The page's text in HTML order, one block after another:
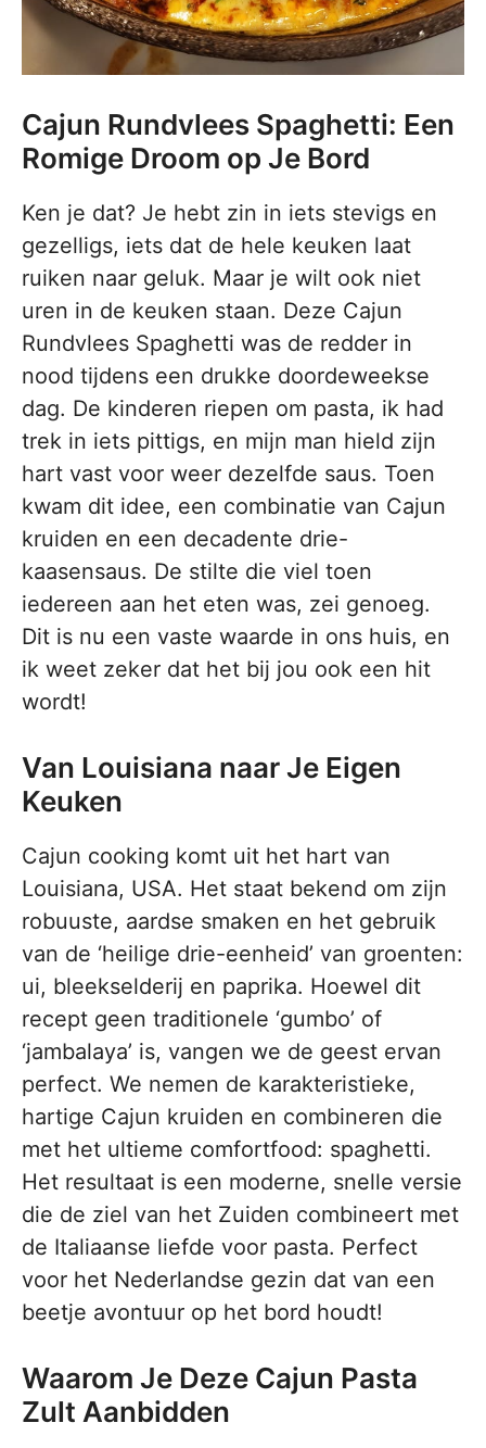
Cajun Rundvlees Spaghetti: Een
Romige Droom op Je Bord
Ken je dat? Je hebt zin in iets stevigs en
gezelligs, iets dat de hele keuken laat
ruiken naar geluk. Maar je wilt ook niet
uren in de keuken staan. Deze Cajun
Rundvlees Spaghetti was de redder in
nood tijdens een drukke doordeweekse
dag. De kinderen riepen om pasta, ik had
trek in iets pittigs, en mijn man hield zijn
hart vast voor weer dezelfde saus. Toen
kwam dit idee, een combinatie van Cajun
kruiden en een decadente drie-
kaasensaus. De stilte die viel toen
iedereen aan het eten was, zei genoeg.
Dit is nu een vaste waarde in ons huis, en
ik weet zeker dat het bij jou ook een hit
wordt!
Van Louisiana naar Je Eigen
Keuken
Cajun cooking komt uit het hart van
Louisiana, USA. Het staat bekend om zijn
robuuste, aardse smaken en het gebruik
van de ‘heilige drie-eenheid’ van groenten:
ui, bleekselderij en paprika. Hoewel dit
recept geen traditionele ‘gumbo’ of
‘jambalaya’ is, vangen we de geest ervan
perfect. We nemen de karakteristieke,
hartige Cajun kruiden en combineren die
met het ultieme comfortfood: spaghetti.
Het resultaat is een moderne, snelle versie
die de ziel van het Zuiden combineert met
de Italiaanse liefde voor pasta. Perfect
voor het Nederlandse gezin dat van een
beetje avontuur op het bord houdt!
Waarom Je Deze Cajun Pasta
Zult Aanbidden